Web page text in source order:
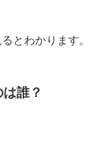
とわかります。
誰？